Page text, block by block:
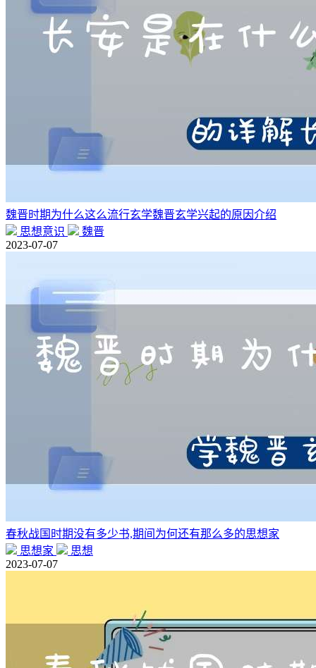
魏晋时期为什么这么流行玄学魏晋玄学兴起的原因介绍
思想意识
魏晋
2023-07-07
春秋战国时期没有多少书,期间为何还有那么多的思想家
思想家
思想
2023-07-07